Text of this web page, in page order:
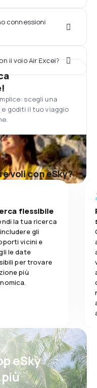
connessioni
il volo Air Excel?
scegli una
goditi il tuo viaggio
voli con eSky?
flessibile
la tua ricerca
gli
vicini e
le date
per trovare
più
eSky
più